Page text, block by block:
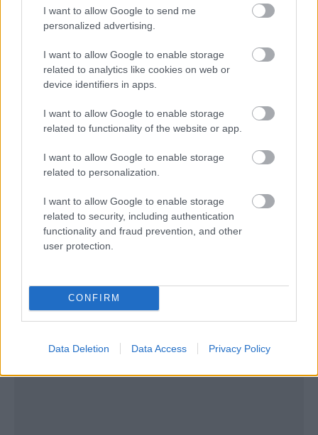
I want to allow Google to send me
personalized advertising.
I want to allow Google to enable storage
related to analytics like cookies on web or
device identifiers in apps.
I want to allow Google to enable storage
related to functionality of the website or app.
I want to allow Google to enable storage
related to personalization.
I want to allow Google to enable storage
related to security, including authentication
functionality and fraud prevention, and other
user protection.
CONFIRM
Data Deletion Data Access Privacy Policy
Δεν θα απαιτείται εμβολιασμός στις
πτήσεις
Για να πετάξει κάποιος με τα αεροπλάνα
δεν θα χρειάζεται να επιδείξει υγειονομικό
εμβολιασμός κατά του κορονοϊού!
Ποιοι είναι οι ενοχλητικότεροι επιβάτες σε μια
πτήση;